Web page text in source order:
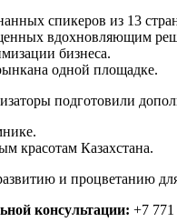
спикеров из 13
вдохновляющим
бизнеса.
одной площадке.
подготовили
красотам Казахстана.
и процветанию
консультации: +7